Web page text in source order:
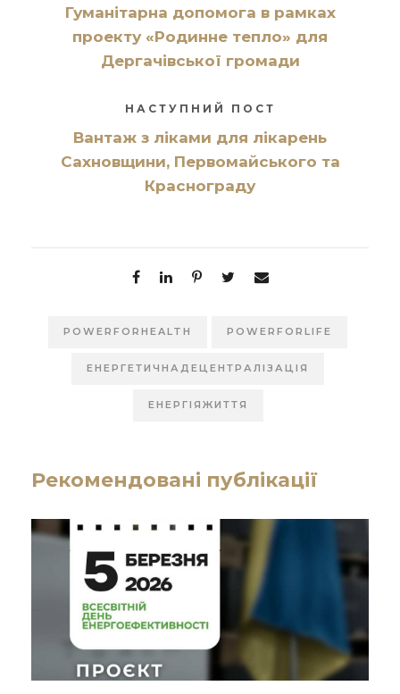
Гуманітарна допомога в рамках
проекту «Родинне тепло» для
Дергачівської громади
НАСТУПНИЙ ПОСТ
Вантаж з ліками для лікарень
Сахновщини, Первомайського та
Краснограду
POWERFORHEALTH POWERFORLIFE
ЕНЕРГЕТИЧНАДЕЦЕНТРАЛІЗАЦІЯ
ЕНЕРГІЯЖИТТЯ
Рекомендовані публікації